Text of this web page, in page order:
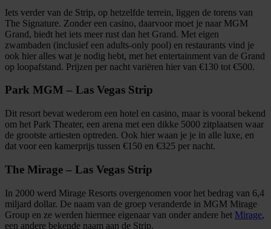
Iets verder van de Strip, op hetzelfde terrein, liggen de torens van
The Signature. Zonder een casino, daarvoor moet je naar MGM
Grand, biedt het iets meer rust dan het Grand. Met eigen
zwambaden (inclusief een adults-only pool) en restaurants vind je
ook hier alles wat je nodig hebt, met het entertainment van de Grand
op loopafstand. Prijzen per nacht variëren hier van €130 tot €500.
Park MGM – Las Vegas Strip
Dit resort bevat wederom een hotel en casino, maar is vooral bekend
om het Park Theater, een arena met een dikke 5000 zitplaatsen waar
de grootste artiesten optreden. Ook hier waan je je in alle luxe, en
dat voor een kamerprijs tussen €150 en €325 per nacht.
The Mirage – Las Vegas Strip
In 2000 werd Mirage Resorts overgenomen voor het bedrag van 6,4
miljard dollar. De naam van de groep veranderde in MGM Mirage
Group en ze werden hiermee eigenaar van onder andere het Mirage,
een andere bekende naam aan de Strip.